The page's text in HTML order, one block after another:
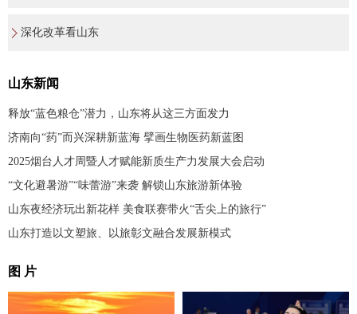
深化改革看山东
山东新闻
释放“蓝色粮仓”潜力，山东将从这三方面发力
济南向“药”而兴深耕新蓝海 擘画生物医药新蓝图
2025烟台人才周暨人才赋能新质生产力发展大会启动
“文化避暑游”“味蕾游”来袭 解锁山东旅游新体验
山东夜经济玩出新花样 美食联赛带火“舌尖上的旅行”
山东打造以文塑旅、以旅彰文融合发展新模式
图 片